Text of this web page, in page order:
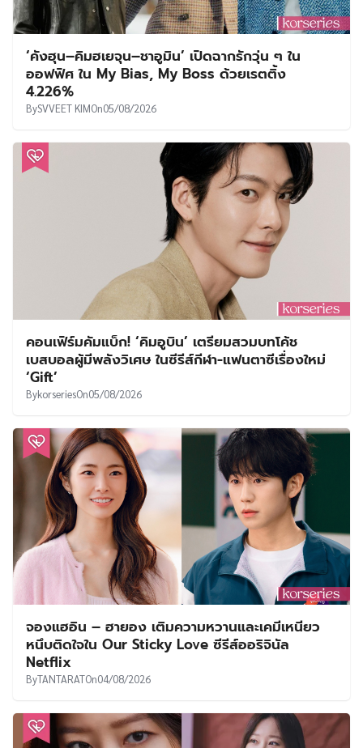
‘คังฮุน–คิมฮเยจุน–ชาอูมิน’ เปิดฉากรักวุ่น ๆ ใน
ออฟฟิศ ใน My Bias, My Boss ด้วยเรตติ้ง
4.226%
BySVVEET KIMOn05/08/2026
คอนเฟิร์มคัมแบ็ก! ‘คิมอูบิน’ เตรียมสวมบทโค้ช
เบสบอลผู้มีพลังวิเศษ ในซีรีส์กีฬา-แฟนตาซีเรื่องใหม่
‘Gift’
BykorseriesOn05/08/2026
จองแฮอิน – ฮายอง เติมความหวานและเคมีเหนียว
หนึบติดใจใน Our Sticky Love ซีรีส์ออริจินัล
Netflix
ByTANTARATOn04/08/2026